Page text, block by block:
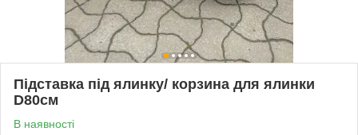
Підставка під ялинку/ корзина для ялинки
D80см
В наявності